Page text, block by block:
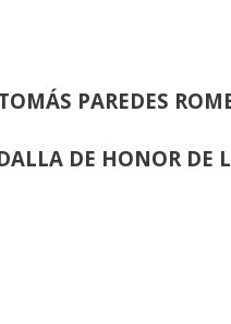
PAREDES
DE HONOR DE